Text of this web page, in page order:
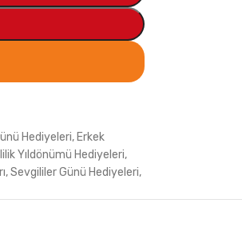
Hediyeleri, Erkek
Yıldönümü Hediyeleri,
,Sevgililer Günü Hediyeleri,